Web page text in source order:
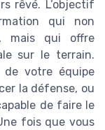
rêvé. L’objectif
qui non
mais qui offre
sur le terrain.
de votre équipe
la défense, ou
de faire le
fois que vous